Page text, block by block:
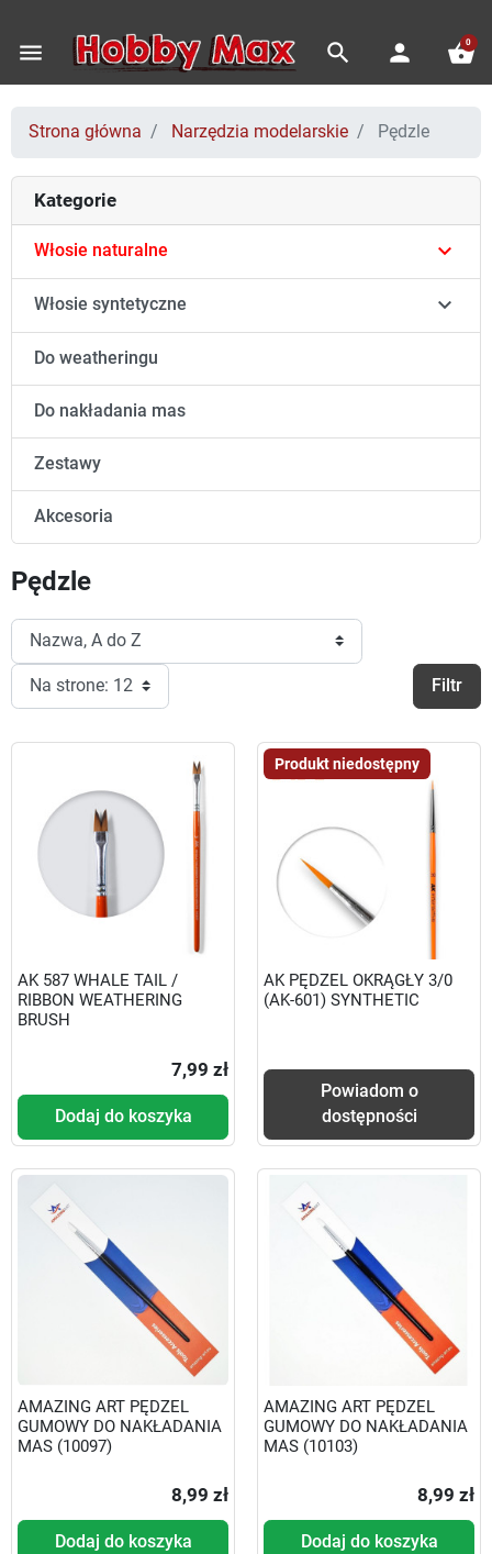
menu search person shopping_basket
0
Strona główna Narzędzia modelarskie Pędzle
Kategorie
Włosie naturalne 
Włosie syntetyczne 
Do weatheringu
Do nakładania mas
Zestawy
Akcesoria
Pędzle
Filtr
AK 587 WHALE TAIL /
RIBBON WEATHERING
BRUSH
7,99 zł
Dodaj do koszyka
Produkt niedostępny
AK PĘDZEL OKRĄGŁY 3/0
(AK-601) SYNTHETIC
Powiadom o
dostępności
AMAZING ART PĘDZEL
GUMOWY DO NAKŁADANIA
MAS (10097)
8,99 zł
Dodaj do koszyka
AMAZING ART PĘDZEL
GUMOWY DO NAKŁADANIA
MAS (10103)
8,99 zł
Dodaj do koszyka